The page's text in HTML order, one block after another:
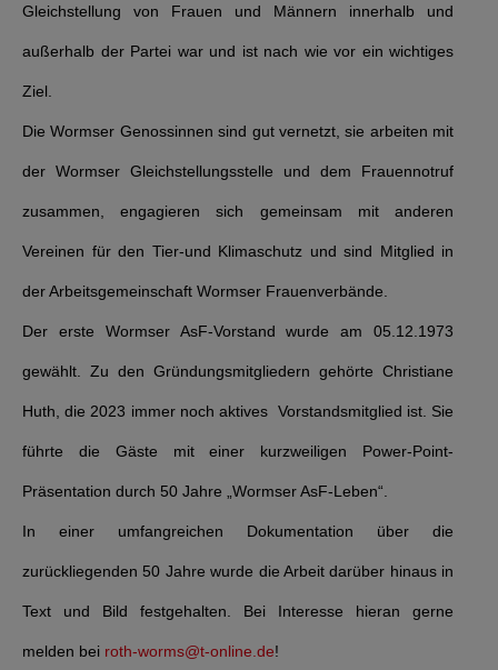
Gleichstellung von Frauen und Männern innerhalb und
außerhalb der Partei war und ist nach wie vor ein wichtiges
Ziel.
Die Wormser Genossinnen sind gut vernetzt, sie arbeiten mit
der Wormser Gleichstellungsstelle und dem Frauennotruf
zusammen, engagieren sich gemeinsam mit anderen
Vereinen für den Tier-und Klimaschutz und sind Mitglied in
der Arbeitsgemeinschaft Wormser Frauenverbände.
Der erste Wormser AsF-Vorstand wurde am 05.12.1973
gewählt. Zu den Gründungsmitgliedern gehörte Christiane
Huth, die 2023 immer noch aktives Vorstandsmitglied ist. Sie
führte die Gäste mit einer kurzweiligen Power-Point-
Präsentation durch 50 Jahre „Wormser AsF-Leben“.
In einer umfangreichen Dokumentation über die
zurückliegenden 50 Jahre wurde die Arbeit darüber hinaus in
Text und Bild festgehalten. Bei Interesse hieran gerne
melden bei roth-worms@t-online.de!